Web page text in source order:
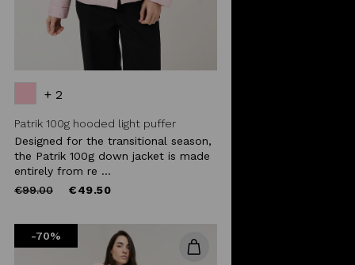
+ 2
Patrik 100g hooded light puffer
Designed for the transitional season,
the Patrik 100g down jacket is made
entirely from re ...
Price
€99.00to €49.50
-70%